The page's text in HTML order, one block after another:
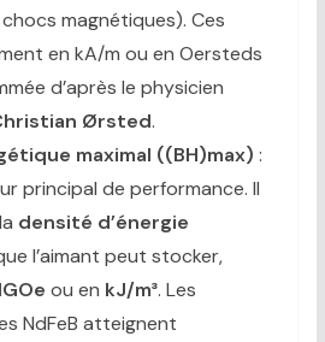
magnétiques). Ces
en kA/m ou en Oersteds
d’après le physicien
Ørsted.
maximal ((BH)max) :
principal de performance. Il
densité d’énergie
l’aimant peut stocker,
ou en kJ/m³. Les
NdFeB atteignent